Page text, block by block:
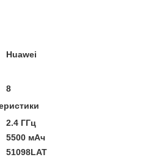
Huawei
8
2.4 ГГц
5500 мАч
51098LAT